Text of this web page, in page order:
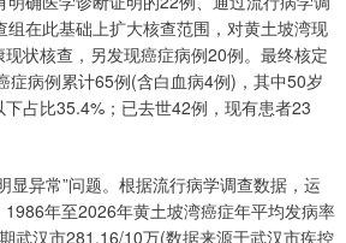
在此基础上扩大核查范围，对黄土坡湾现
状核查，另发现癌症病例20例。最终核定
症病例累计65例(含白血病4例)，其中50岁
占比35.4%；已去世42例，现有患者23
显异常”问题。根据流行病学调查数据，运
年至2026年黄土坡湾癌症年平均发病率
武汉市281.16/10万(数据来源于武汉市疾控